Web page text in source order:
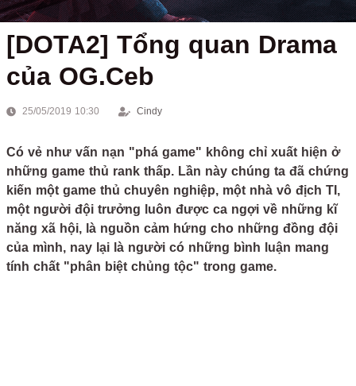
[DOTA2] Tổng quan Drama
của OG.Ceb
25/05/2019 10:30 Cindy
Có vẻ như vấn nạn "phá game" không chỉ xuất hiện ở
những game thủ rank thấp. Lần này chúng ta đã chứng
kiến một game thủ chuyên nghiệp, một nhà vô địch TI,
một người đội trưởng luôn được ca ngợi về những kĩ
năng xã hội, là nguồn cảm hứng cho những đồng đội
của mình, nay lại là người có những bình luận mang
tính chất "phân biệt chủng tộc" trong game.